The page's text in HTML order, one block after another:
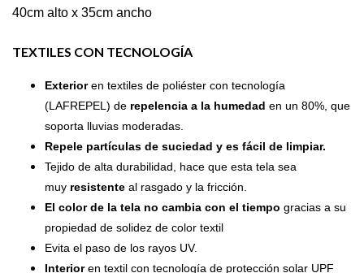
40cm alto x 35cm ancho
TEXTILES CON TECNOLOGÍA
Exterioren textiles de poliéster con tecnología
(LAFREPEL) de repelencia a la humedad en un 80%, que
soporta lluvias moderadas.
Repele partículas de suciedad y es fácil de limpiar.
Tejido de alta durabilidad, hace que esta tela sea
muy resistente al rasgado y la fricción.
El color de la tela no cambia con el tiempo gracias a su
propiedad de solidez de color textil
Evita el paso de los rayos UV.
Interioren textil con tecnología de protección solar UPF